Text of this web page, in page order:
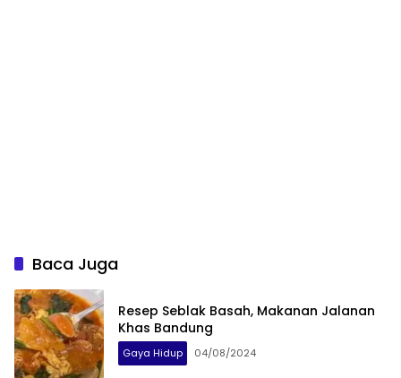
Baca Juga
Resep Seblak Basah, Makanan Jalanan
Khas Bandung
Gaya Hidup 04/08/2024